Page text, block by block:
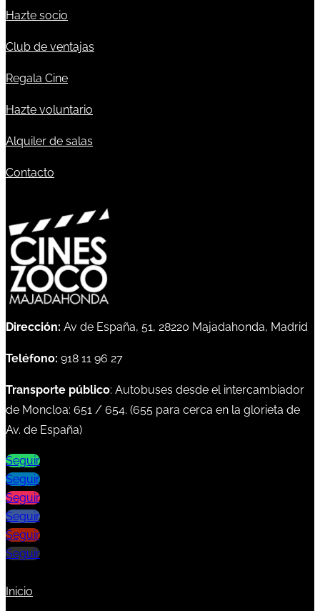
Hazte socio
Club de ventajas
Regala Cine
Hazte voluntario
Alquiler de salas
Contacto
Dirección: Av de España, 51, 28220 Majadahonda, Madrid
Teléfono: 918 11 96 27
Transporte público: Autobuses desde el intercambiador
de Moncloa: 651 / 654. (655 para cerca en la glorieta de
Av. de España)
Seguir
Seguir
Seguir
Seguir
Seguir
Seguir
Inicio